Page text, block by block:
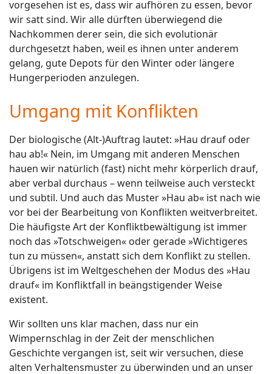
vorgesehen ist es, dass wir aufhören zu essen, bevor
wir satt sind. Wir alle dürften überwiegend die
Nachkommen derer sein, die sich evolutionär
durchgesetzt haben, weil es ihnen unter anderem
gelang, gute Depots für den Winter oder längere
Hungerperioden anzulegen.
Umgang mit Konflikten
Der biologische (Alt-)Auftrag lautet: »Hau drauf oder
hau ab!« Nein, im Umgang mit anderen Menschen
hauen wir natürlich (fast) nicht mehr körperlich drauf,
aber verbal durchaus – wenn teilweise auch versteckt
und subtil. Und auch das Muster »Hau ab« ist nach wie
vor bei der Bearbeitung von Konflikten weitverbreitet.
Die häufigste Art der Konfliktbewältigung ist immer
noch das »Totschweigen« oder gerade»Wichtigeres
tun zu müssen«, anstatt sich dem Konflikt zu stellen.
Übrigens ist im Weltgeschehen der Modus des »Hau
drauf« im Konfliktfall in beängstigender Weise
existent.
Wir sollten uns klar machen, dass nur ein
Wimpernschlag in der Zeit der menschlichen
Geschichte vergangen ist, seit wir versuchen, diese
alten Verhaltensmuster zu überwinden und an unser